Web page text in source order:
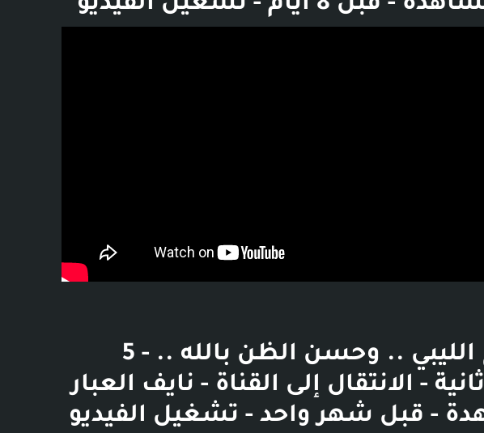
قصة الحاج الليبي .. وحسن الظن بالله .. - 5
دقائق و54 ثانية - الانتقال إلى القناة - نايف العبار